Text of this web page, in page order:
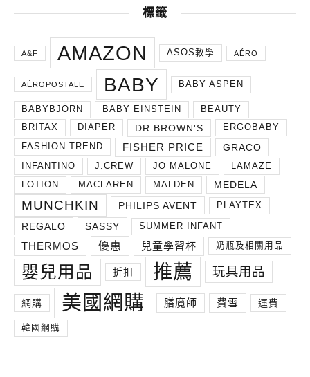
標籤
A&F AMAZON ASOS教學 AÉRO
AÉROPOSTALE BABY BABY ASPEN
BABYBJÖRN BABY EINSTEIN
BEAUTY
BRITAX
DIAPER DR.BROWN'S
ERGOBABY
FASHION TREND
FISHER PRICE GRACO
INFANTINO J.CREW JO MALONE
LAMAZE
LOTION
MACLAREN MALDEN MEDELA
MUNCHKIN PHILIPS AVENT PLAYTEX
REGALO SASSY SUMMER INFANT
THERMOS 優惠 兒童學習杯 奶瓶及相關用品
嬰兒用品 折扣 推薦 玩具用品
網購 美國網購 膳魔師 費雪 運費
韓國網購